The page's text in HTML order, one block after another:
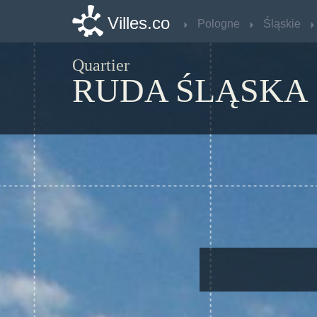
Villes.co Pologne Śląskie
Quartier
RUDA ŚLĄSKA
Villes.co Pologne Śląskie